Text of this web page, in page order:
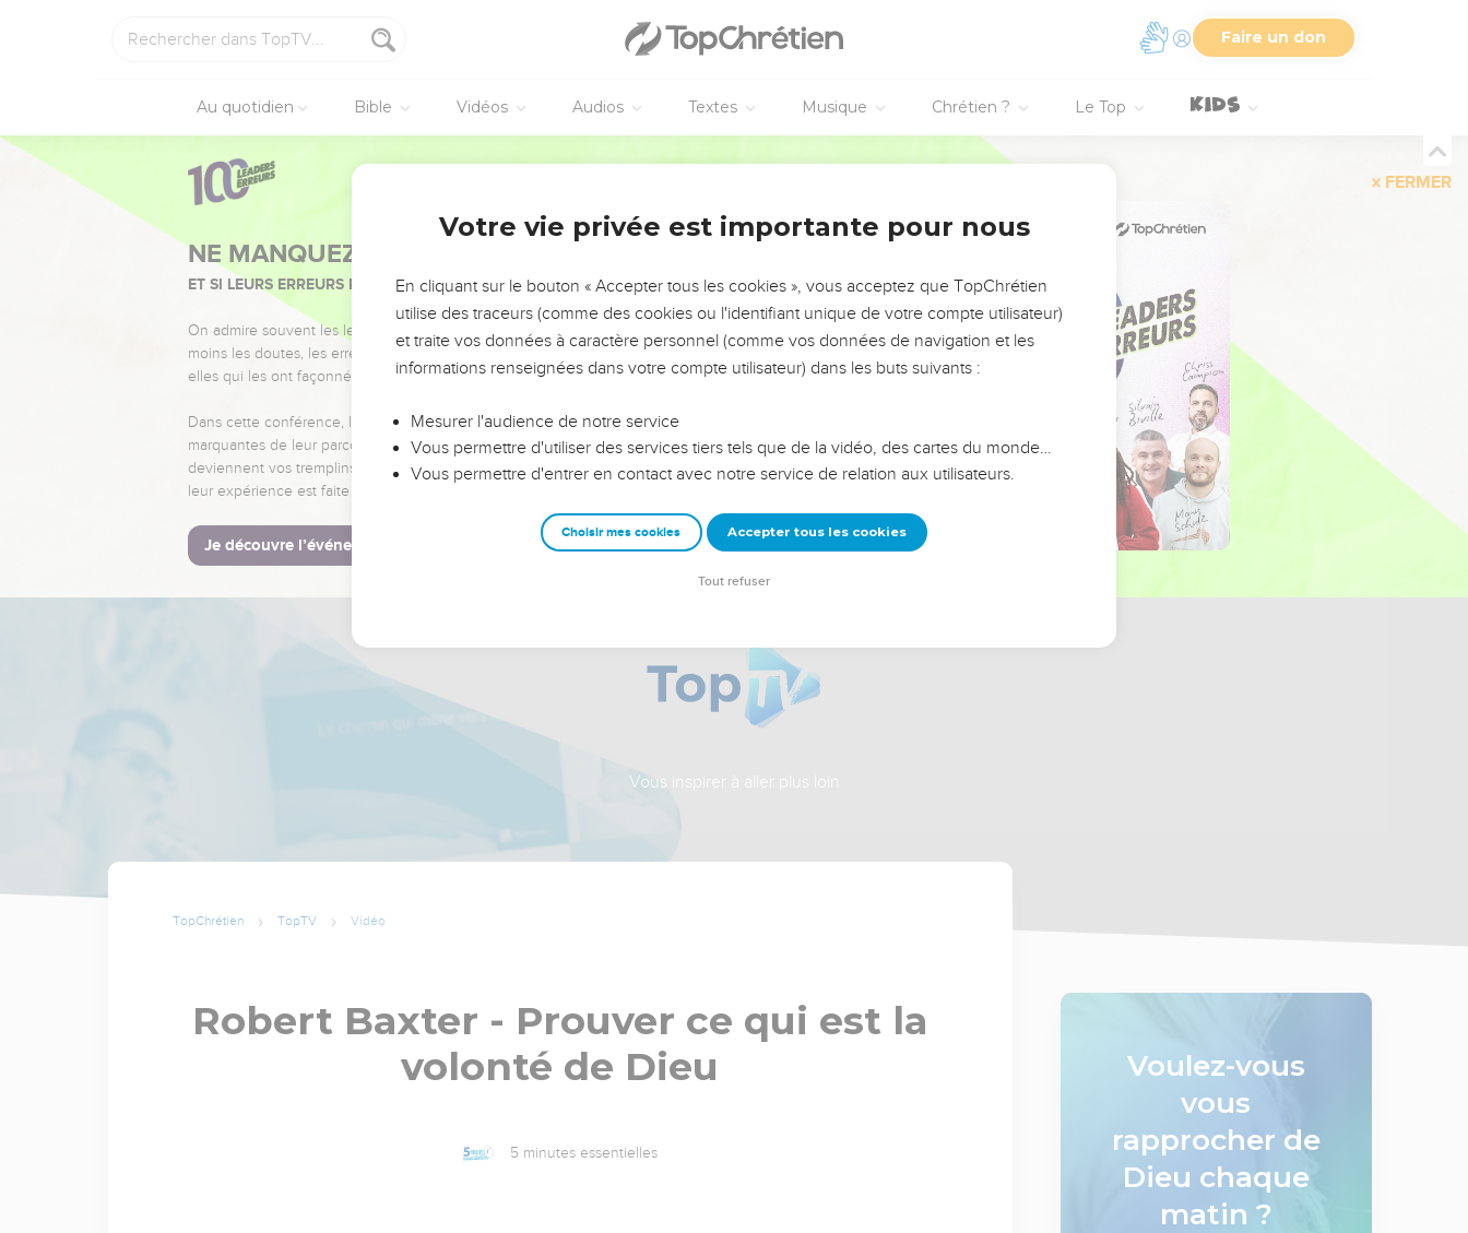
Faire un don
Au quotidien Bible Vidéos Audios Textes Musique Chrétien ? Le Top
FERMER
NE MANQUEZ PAS L’ÉVÉNEMENT DE L’ANNÉE !
ET SI LEURS ERREURS POUVAIENT VOUS ÉVITER LES VOTRES ?
On admire souvent les leaders pour leurs réussites, leur impact, leur foi ou leur vision. Mais on voit
moins les doutes, les erreurs et les saisons difficiles qu'ils ont traversés, alors même que ce sont
elles qui les ont façonnés.
Dans cette conférence, leaders, entrepreneurs, et responsables reviennent sur les erreurs
marquantes de leur parcours et les clés pour avancer avec plus de sagesse afin que leurs erreurs
deviennent vos tremplins. Que vous guidiez un ministère, une équipe, un groupe ou une famille,
leur expérience est faite pour vous.
Je découvre l’événement
Vous inspirer à aller plus loin
TopChrétien TopTV Vidéo
Robert Baxter - Prouver ce qui est la
volonté de Dieu
5 minutes essentielles
Voulez-vous
vous
rapprocher de
Dieu chaque
matin ?
Votre vie privée est importante pour nous
En cliquant sur le bouton « Accepter tous les cookies », vous acceptez que TopChrétien
utilise des traceurs (comme des cookies ou l'identifiant unique de votre compte utilisateur)
et traite vos données à caractère personnel (comme vos données de navigation et les
informations renseignées dans votre compte utilisateur) dans les buts suivants :
Mesurer l'audience de notre service
Vous permettre d'utiliser des services tiers tels que de la vidéo, des cartes du monde…
Vous permettre d'entrer en contact avec notre service de relation aux utilisateurs.
Choisir mes cookies Accepter tous les cookies
Tout refuser